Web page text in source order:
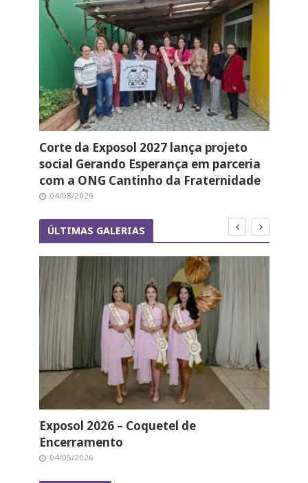
Corte da Exposol 2027 lança projeto
social Gerando Esperança em parceria
com a ONG Cantinho da Fraternidade
04/08/2026
ÚLTIMAS GALERIAS
Exposol 2026 – Coquetel de
Encerramento
04/05/2026